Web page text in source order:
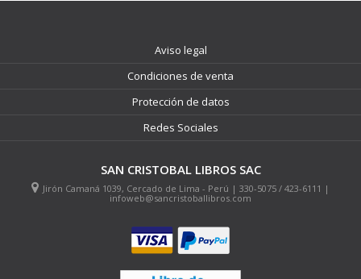
Aviso legal
Condiciones de venta
Protección de datos
Redes Sociales
SAN CRISTOBAL LIBROS SAC
Jirón Camaná 1039, Cercado de Lima - Perú | 330-5075 / 423-6111 |
infoweb@sancristoballibros.com